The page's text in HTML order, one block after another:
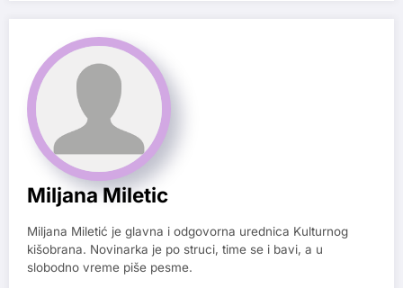
Miljana Miletic
Miljana Miletić je glavna i odgovorna urednica Kulturnog
kišobrana. Novinarka je po struci, time se i bavi, a u
slobodno vreme piše pesme.